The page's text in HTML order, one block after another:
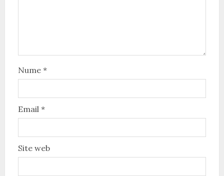
Nume *
Email *
Site web